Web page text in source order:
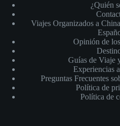
¿Quién
Viajes Organizados a
Opinión de
Guías de Viaje
Experiencias
Preguntas Frecuentes
Política de
Política de